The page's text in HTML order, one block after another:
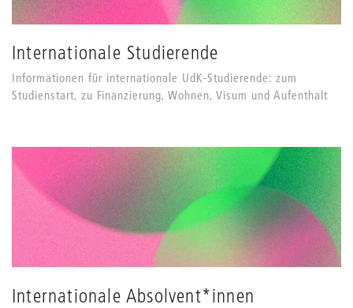
Internationale Studierende
Informationen für internationale UdK-Studierende: zum
Studienstart, zu Finanzierung, Wohnen, Visum und Aufenthalt
Internationale Absolvent*innen